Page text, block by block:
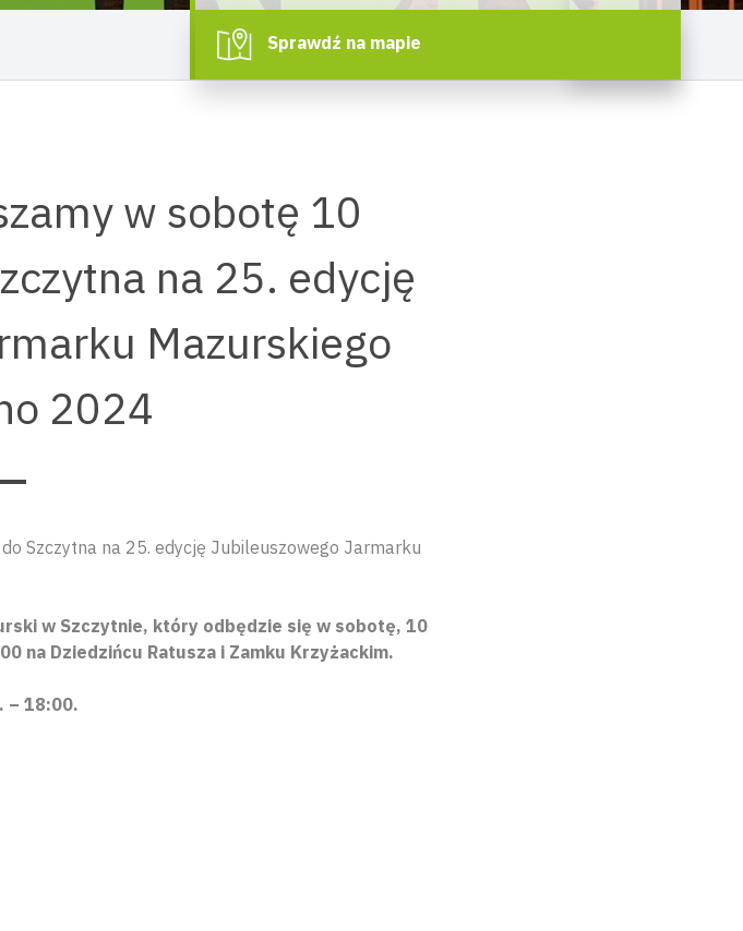
Sprawdź na mapie
w sobotę 10
na 25. edycję
Mazurskiego
2024
Szczytna na 25. edycję Jubileuszowego Jarmarku
w Szczytnie, który odbędzie się w sobotę, 10
na Dziedzińcu Ratusza i Zamku Krzyżackim.
– 18:00.